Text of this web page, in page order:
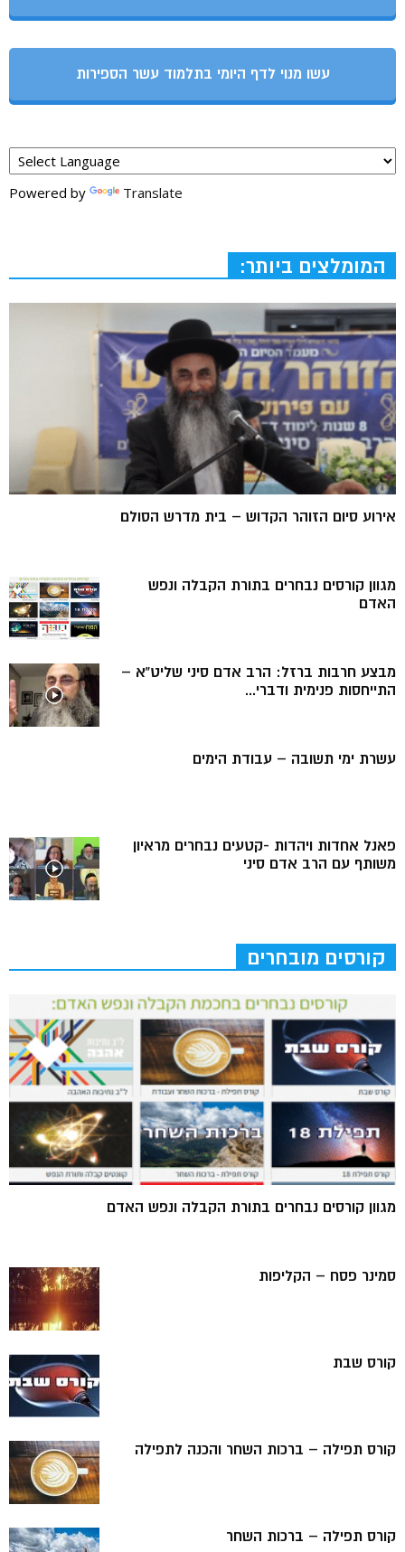
עשו מנוי לדף היומי בתלמוד עשר הספירות
Powered by Translate
המומלצים ביותר:
אירוע סיום הזוהר הקדוש – בית מדרש הסולם
מגוון קורסים נבחרים בתורת הקבלה ונפש
האדם
מבצע חרבות ברזל: הרב אדם סיני שליט”א –
התייחסות פנימית ודברי...
עשרת ימי תשובה – עבודת הימים
פאנל אחדות ויהדות -קטעים נבחרים מראיון
משותף עם הרב אדם סיני
קורסים מובחרים
מגוון קורסים נבחרים בתורת הקבלה ונפש האדם
סמינר פסח – הקליפות
קורס שבת
קורס תפילה – ברכות השחר והכנה לתפילה
קורס תפילה – ברכות השחר